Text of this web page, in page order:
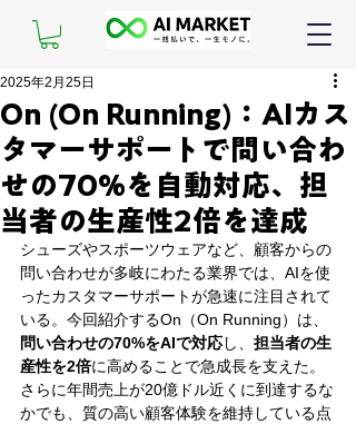
On (On Running)：AIカス
タマーサポートで問い合わ
せの70%を自動対応、担
当者の生産性2倍を達成
2025年2月25日
シューズやスポーツウェアなど、顧客からの
問い合わせが多岐にわたる業界では、AIを使
ったカスタマーサポートが急速に注目されて
いる。今回紹介するOn（On Running）は、
問い合わせの70%をAIで対応し、 担当者の生
産性を2倍に高めることで急成長を支えた。
さらに年間売上が20億ドル近くに到達するな
かでも、質の高い顧客体験を維持している点